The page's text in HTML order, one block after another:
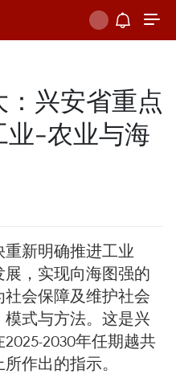
兴安省重点
业-农业与海
新明确推进工业
，实现向海图强的
会保障及维护社会
式与方法。这是兴
2030年任期越共
作出的指示。